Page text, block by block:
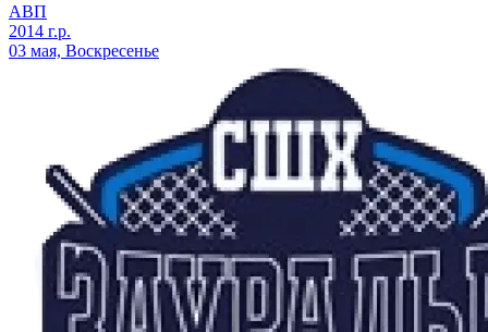
АВП
2014 г.р.
03 мая, Воскресенье